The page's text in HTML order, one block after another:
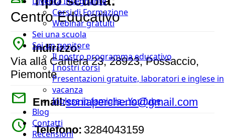
Corsi di Formazione
Webinar gratuiti
Sei una scuola
Sei un genitore
Il nostro programma educativo
I nostri corsi
Presentazioni gratuite, laboratori e inglese in
vacanza
Inglese in famiglia - YouTube
Blog
Contatti
Recensioni
Centro Educativo
place Indirizzo:
Via alla Cartiera 23, 28923, Possaccio,
Piemonte
mail Email:soniapercheno@gmail.com
watch_later Telefono: 3284043159